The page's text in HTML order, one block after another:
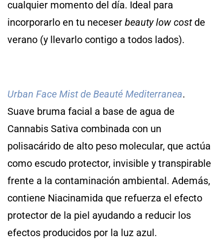
cualquier momento del día. Ideal para
incorporarlo en tu neceser beauty low costde
verano (y llevarlo contigo a todos lados).
Urban Face Mist de Beauté Mediterranea.
Suave bruma facial a base de agua de
Cannabis Sativa combinada con un
polisacárido de alto peso molecular, que actúa
como escudo protector, invisible y transpirable
frente a la contaminación ambiental. Además,
contiene Niacinamida que refuerza el efecto
protector de la piel ayudando a reducir los
efectos producidos por la luz azul.